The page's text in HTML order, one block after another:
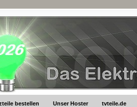
bestellen Unser Hoster tvteile.de